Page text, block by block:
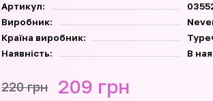
Артикул:
Виробник:
Країна виробник:
Наявність:
В
220 грн 209 грн